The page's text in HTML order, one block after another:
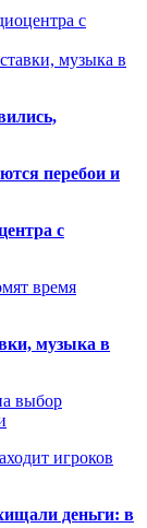
с
музыка в
перебои и
с
время
музыка в
выбор
игроков
деньги: в